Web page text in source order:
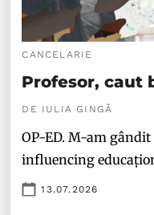
CANCELARIE
Profesor, caut
DE IULIA GINGĂ
OP-ED. M-am
influencing
13.07.2026